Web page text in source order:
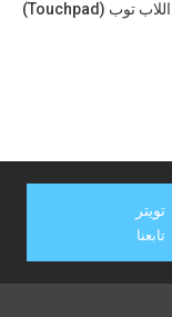
حل مشكلة الماوس لا يعمل في اللاب توب (Touchpad)
تويتر
تابعنا